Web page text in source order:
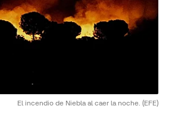
El incendio de Niebla al caer la noche. (EFE)